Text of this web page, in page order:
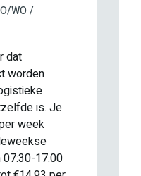
WO
dat
worden
is. Je
week
07:30-17:00